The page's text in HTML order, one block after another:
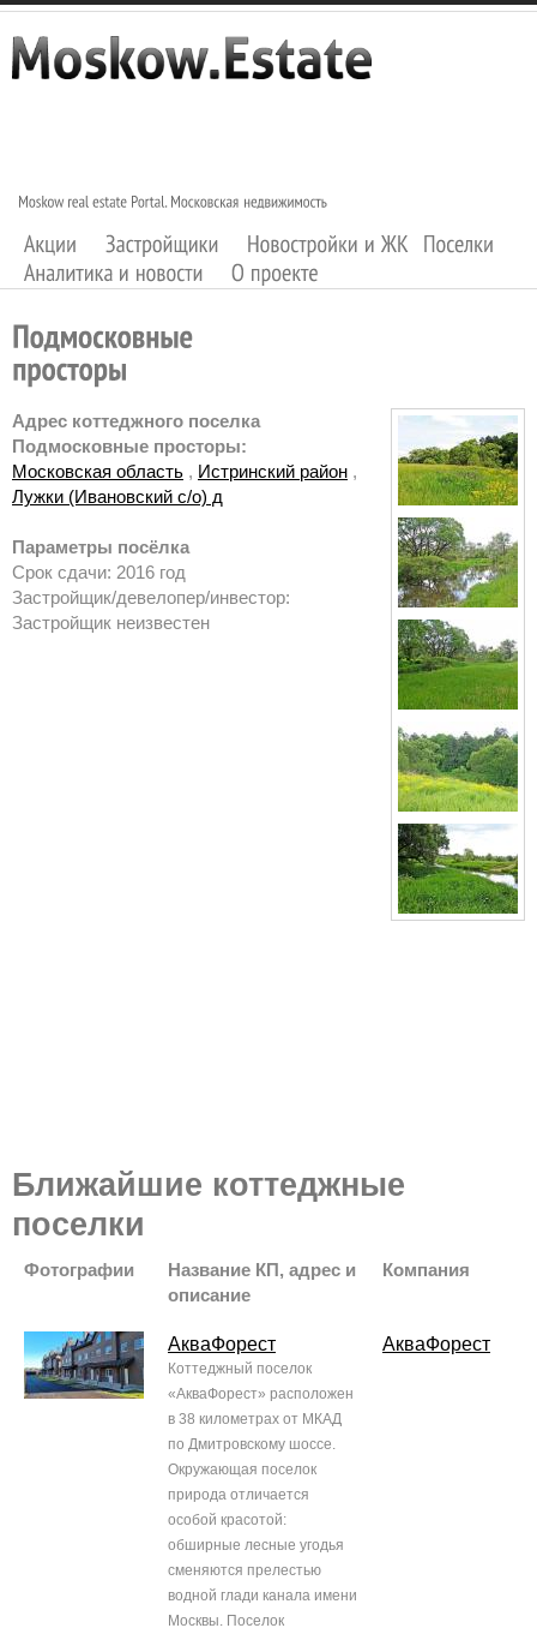
Адрес коттеджного поселка
Подмосковные просторы:
Московская область , Истринский район ,
Лужки (Ивановский с/о) д
Параметры посёлка
Срок сдачи: 2016 год
Застройщик/девелопер/инвестор:
Застройщик неизвестен
Ближайшие коттеджные
поселки
Фотографии
Название КП, адрес и
описание
Компания
АкваФорест
Коттеджный поселок
«АкваФорест» расположен
в 38 километрах от МКАД
по Дмитровскому шоссе.
Окружающая поселок
природа отличается
особой красотой:
обширные лесные угодья
сменяются прелестью
водной глади канала имени
Москвы. Поселок
АкваФорест